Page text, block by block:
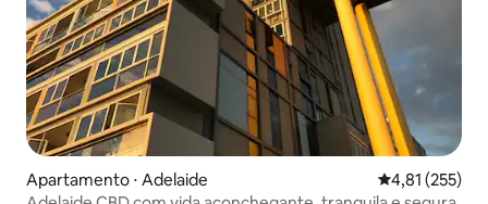
Apartamento ⋅ Adelaide 4,81 de uma
4,81 (255)